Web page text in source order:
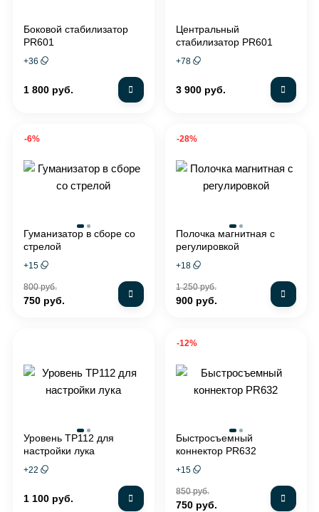
Боковой стабилизатор
PR601
+36
1 800 руб.
Центральный
стабилизатор PR601
+78
3 900 руб.
-6%
Гуманизатор в сборе со
стрелой
+15
800 руб.
750 руб.
-28%
Полочка магнитная с
регулировкой
+18
1 250 руб.
900 руб.
Уровень TP112 для
настройки лука
+22
1 100 руб.
-12%
Быстросъемный
коннектор PR632
+15
850 руб.
750 руб.